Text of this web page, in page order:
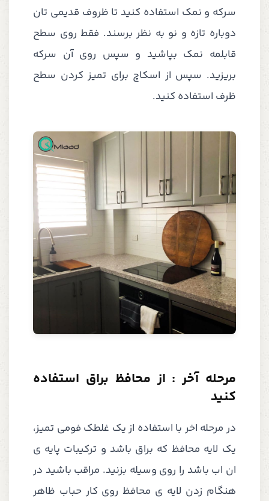
سرکه و نمک استفاده کنید تا ظروف قدیمی تان
دوباره تازه و نو به نظر برسند. فقط روی سطح
قابلمه نمک بپاشید و سپس روی آن سرکه
بریزید. سپس از اسکاچ برای تمیز کردن سطح
ظرف استفاده کنید.
مرحله آخر : از محافظ براق استفاده
کنید
در مرحله اخر با استفاده از یک غلطک فومی تمیز،
یک لایه محافظ که براق باشد و ترکیبات پایه ی
ان اب باشد را روی وسیله بزنید. مراقب باشید در
هنگام زدن لایه ی محافظ روی کار حباب ظاهر